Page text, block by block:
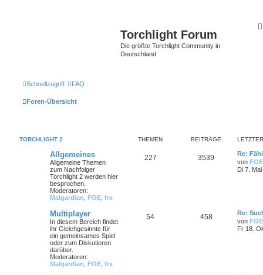
Torchlight Forum
Die größte Torchlight Community in
Deutschland
Schnellzugriff FAQ
Foren-Übersicht
TORCHLIGHT 2 THEMEN BEITRÄGE
Allgemeines
Allgemeine Themen
zum Nachfolger
Torchlight 2 werden hier
besprochen.
Moderatoren:
Malgardian FOE frx
227 3539
Re:
von FOE
Di 7.
Multiplayer
In diesem Bereich findet
ihr Gleichgesinnte für
ein gemeinsames Spiel
oder zum Diskutieren
darüber.
Moderatoren:
Malgardian FOE frx
54 458
Re:
von FOE
Fr 18.